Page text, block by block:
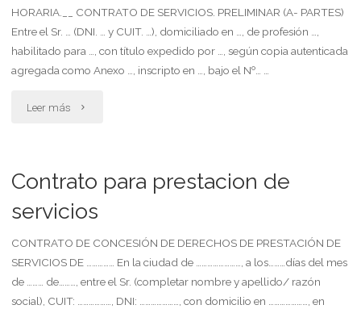
apartamento
habitacional
con
incluidos
(cuasihotel)"
HORARIA.__ CONTRATO DE SERVICIOS. PRELIMINAR (A- PARTES)
Entre el Sr. … (DNI. … y CUIT. …), domiciliado en …, de profesión …,
habilitado para …, con título expedido por …, según copia autenticada
agregada como Anexo …, inscripto en …, bajo el Nº… …
Leer más "Contrato
con
por
unidad
Contrato para prestacion de
servicios
CONTRATO DE CONCESIÓN DE DERECHOS DE PRESTACIÓN DE
SERVICIOS DE …………… En la ciudad de ……………………, a los………días del mes
de ……… de………, entre el Sr. (completar nombre y apellido/ razón
social), CUIT: ………………, DNI: …………………, con domicilio en …………………, en